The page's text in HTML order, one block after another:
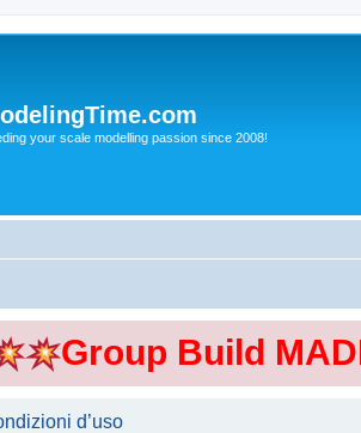
your scale modelling passion since 2008!
Group Build
d’uso